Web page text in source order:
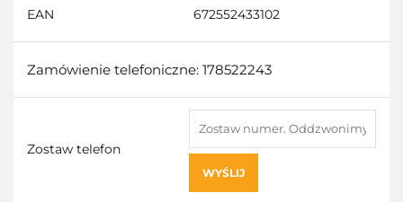
EAN 672552433102
Zamówienie telefoniczne: 178522243
Zostaw telefon
WYŚLIJ